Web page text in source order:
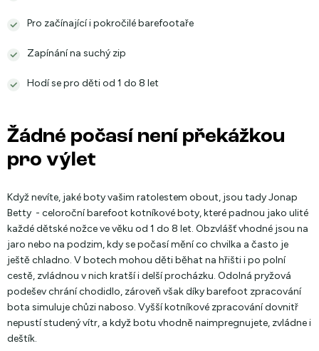
Pro začínající i pokročilé barefootaře
Zapínání na suchý zip
Hodí se pro děti od 1 do 8 let
Žádné počasí není překážkou
pro výlet
Když nevíte, jaké boty vašim ratolestem obout, jsou tady Jonap
Betty - celoroční barefoot kotníkové boty, které padnou jako ulité
každé dětské nožce ve věku od 1 do 8 let. Obzvlášť vhodné jsou na
jaro nebo na podzim, kdy se počasí mění co chvilka a často je
ještě chladno. V botech mohou děti běhat na hřišti i po polní
cestě, zvládnou v nich kratší i delší procházku. Odolná pryžová
podešev chrání chodidlo, zároveň však díky barefoot zpracování
bota simuluje chůzi naboso. Vyšší kotníkové zpracování dovnitř
nepustí studený vítr, a když botu vhodně naimpregnujete, zvládne i
deštík.